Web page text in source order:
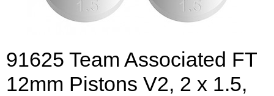
91625 Team Associated FT
12mm Pistons V2, 2 x 1.5,